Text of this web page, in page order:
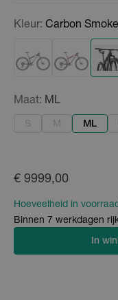
Kleur: Carbon
Maat: ML
S M ML
€ 9999,00
Hoeveelheid in
Binnen 7 werkdagen
In